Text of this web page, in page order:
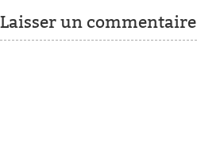
Laisser un commentaire